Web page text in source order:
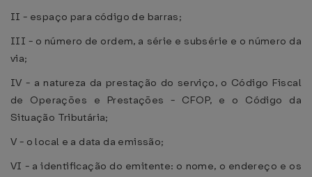
II - espaço para código de barras;
III - o número de ordem, a série e subsérie e o número da
via;
IV - a natureza da prestação do serviço, o Código Fiscal
de Operações e Prestações - CFOP, e o Código da
Situação Tributária;
V - o local e a data da emissão;
VI - a identificação do emitente: o nome, o endereço e os